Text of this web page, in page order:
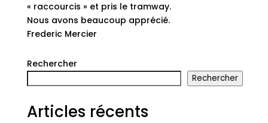
« raccourcis » et pris le tramway.
Nous avons beaucoup apprécié.
Frederic Mercier
Rechercher
Rechercher
Articles récents